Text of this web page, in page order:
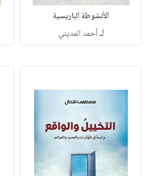
الأنشوطة الباريسية
لـأحمد المديني